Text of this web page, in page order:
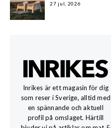
27 jul, 2026
Inrikes är ett magasin för dig
som reser i Sverige, alltid med
en spännande och aktuell
profil på omslaget. Härtill